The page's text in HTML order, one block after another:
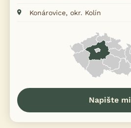
Konárovice, okr. Kolín
Napište mi